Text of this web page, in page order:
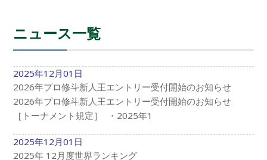
ニュース一覧
2025年12月01日
2026年プロ修斗新人王エントリー受付開始のお知らせ
2026年プロ修斗新人王エントリー受付開始のお知らせ
［トーナメント規定］ ・2025年1
2025年12月01日
2025年 12月度世界ランキング